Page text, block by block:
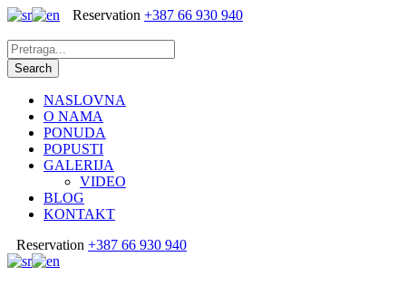
Reservation +387 66 930 940
NASLOVNA
O NAMA
PONUDA
POPUSTI
GALERIJA
VIDEO
BLOG
KONTAKT
Reservation +387 66 930 940